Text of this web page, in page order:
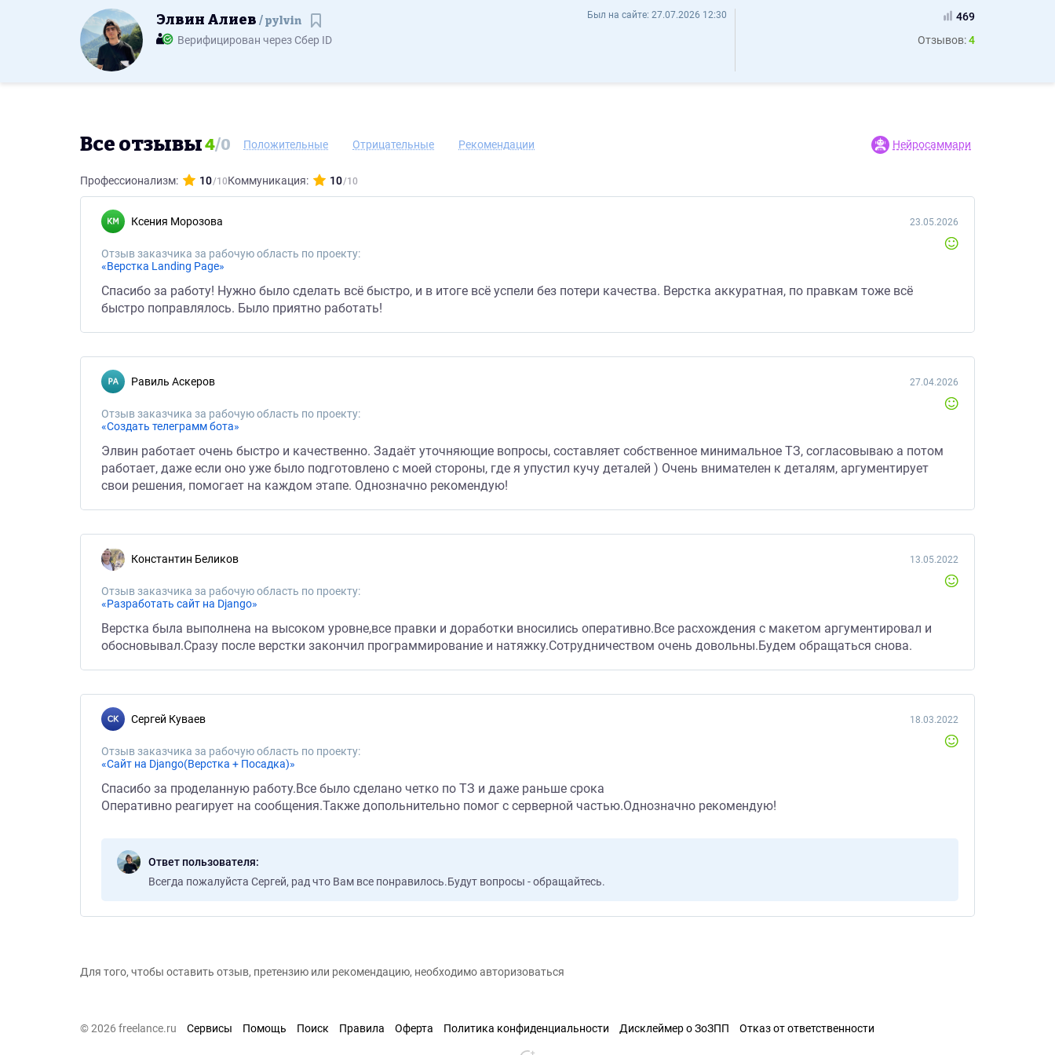
Элвин Алиев pylvin - ОтзывыБыл на сайте: 27.07.2026 12:30
Элвин Алиев pylvin
Сохранить контакт
Верифицирован через Сбер ID
469
Отзывов:4
Все отзывы4/0 Положительные Отрицательные Рекомендации Нейросаммари
Профессионализм: 10 Коммуникация: 10
Ксения Морозова
Отзыв заказчика за рабочую область по проекту:
«Верстка Landing Page»
23.05.2026
Спасибо за работу! Нужно было сделать всё быстро, и в итоге всё успели без потери качества. Верстка аккуратная, по правкам тоже всё
быстро поправлялось. Было приятно работать!
Равиль Аскеров
Отзыв заказчика за рабочую область по проекту:
«Создать телеграмм бота»
27.04.2026
Элвин работает очень быстро и качественно. Задаёт уточняющие вопросы, составляет собственное минимальное ТЗ, согласовываю а потом
работает, даже если оно уже было подготовлено с моей стороны, где я упустил кучу деталей ) Очень внимателен к деталям, аргументирует
свои решения, помогает на каждом этапе. Однозначно рекомендую!
Константин Беликов
Отзыв заказчика за рабочую область по проекту:
«Разработать сайт на Django»
13.05.2022
Верстка была выполнена на высоком уровне,все правки и доработки вносились оперативно.Все расхождения с макетом аргументировал и
обосновывал.Сразу после верстки закончил программирование и натяжку.Сотрудничеством очень довольны.Будем обращаться снова.
Сергей Куваев
Отзыв заказчика за рабочую область по проекту:
«Сайт на Django(Верстка + Посадка)»
18.03.2022
Спасибо за проделанную работу.Все было сделано четко по ТЗ и даже раньше срока
Оперативно реагирует на сообщения.Также допольнительно помог с серверной частью.Однозначно рекомендую!
Ответ пользователя
Всегда пожалуйста Cергей, рад что Вам все понравилось.Будут вопросы - обращайтесь.
Для того, чтобы оставить отзыв, претензию или рекомендацию, необходимо авторизоваться
© 2026 freelance.ru Сервисы Помощь Поиск Правила Оферта Политика конфиденциальности Дисклеймер о ЗоЗПП Отказ от ответственности